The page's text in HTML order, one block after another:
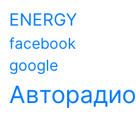
ENERGY
facebook
google
Авторадио